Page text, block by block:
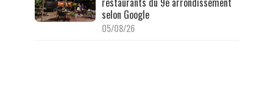
selon Google
05/08/26